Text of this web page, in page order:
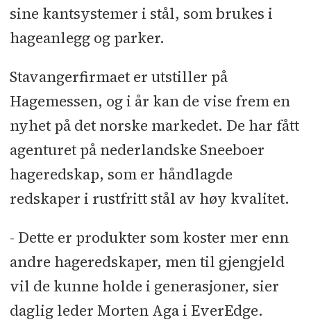
sine kantsystemer i stål, som brukes i
hageanlegg og parker.
Stavangerfirmaet er utstiller på
Hagemessen, og i år kan de vise frem en
nyhet på det norske markedet. De har fått
agenturet på nederlandske Sneeboer
hageredskap, som er håndlagde
redskaper i rustfritt stål av høy kvalitet.
- Dette er produkter som koster mer enn
andre hageredskaper, men til gjengjeld
vil de kunne holde i generasjoner, sier
daglig leder Morten Aga i EverEdge.